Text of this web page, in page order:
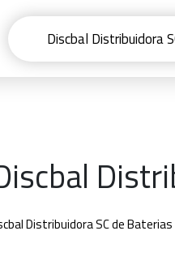
Distribuidora SC de Baterias